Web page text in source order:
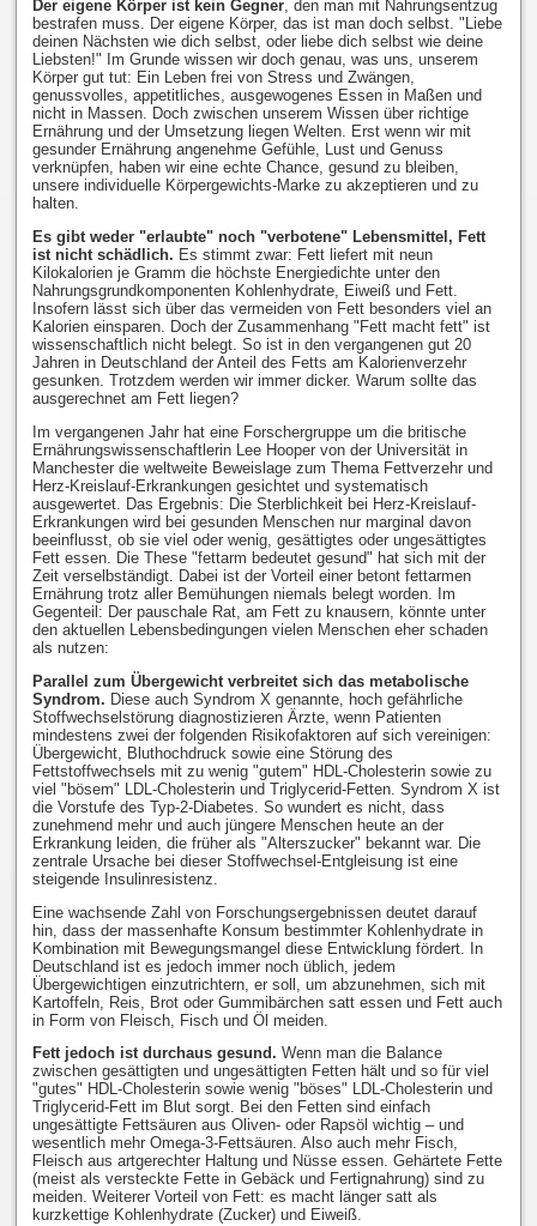
Der eigene Körper ist kein Gegner, den man mit Nahrungsentzug
bestrafen muss. Der eigene Körper, das ist man doch selbst. "Liebe
deinen Nächsten wie dich selbst, oder liebe dich selbst wie deine
Liebsten!" Im Grunde wissen wir doch genau, was uns, unserem
Körper gut tut: Ein Leben frei von Stress und Zwängen,
genussvolles, appetitliches, ausgewogenes Essen in Maßen und
nicht in Massen. Doch zwischen unserem Wissen über richtige
Ernährung und der Umsetzung liegen Welten. Erst wenn wir mit
gesunder Ernährung angenehme Gefühle, Lust und Genuss
verknüpfen, haben wir eine echte Chance, gesund zu bleiben,
unsere individuelle Körpergewichts-Marke zu akzeptieren und zu
halten.
Es gibt weder "erlaubte" noch "verbotene" Lebensmittel, Fett
ist nicht schädlich. Es stimmt zwar: Fett liefert mit neun
Kilokalorien je Gramm die höchste Energiedichte unter den
Nahrungsgrundkomponenten Kohlenhydrate, Eiweiß und Fett.
Insofern lässt sich über das vermeiden von Fett besonders viel an
Kalorien einsparen. Doch der Zusammenhang "Fett macht fett" ist
wissenschaftlich nicht belegt. So ist in den vergangenen gut 20
Jahren in Deutschland der Anteil des Fetts am Kalorienverzehr
gesunken. Trotzdem werden wir immer dicker. Warum sollte das
ausgerechnet am Fett liegen?
Im vergangenen Jahr hat eine Forschergruppe um die britische
Ernährungswissenschaftlerin Lee Hooper von der Universität in
Manchester die weltweite Beweislage zum Thema Fettverzehr und
Herz-Kreislauf-Erkrankungen gesichtet und systematisch
ausgewertet. Das Ergebnis: Die Sterblichkeit bei Herz-Kreislauf-
Erkrankungen wird bei gesunden Menschen nur marginal davon
beeinflusst, ob sie viel oder wenig, gesättigtes oder ungesättigtes
Fett essen. Die These "fettarm bedeutet gesund" hat sich mit der
Zeit verselbständigt. Dabei ist der Vorteil einer betont fettarmen
Ernährung trotz aller Bemühungen niemals belegt worden. Im
Gegenteil: Der pauschale Rat, am Fett zu knausern, könnte unter
den aktuellen Lebensbedingungen vielen Menschen eher schaden
als nutzen:
Parallel zum Übergewicht verbreitet sich das metabolische
Syndrom. Diese auch Syndrom X genannte, hoch gefährliche
Stoffwechselstörung diagnostizieren Ärzte, wenn Patienten
mindestens zwei der folgenden Risikofaktoren auf sich vereinigen:
Übergewicht, Bluthochdruck sowie eine Störung des
Fettstoffwechsels mit zu wenig "gutem" HDL-Cholesterin sowie zu
viel "bösem" LDL-Cholesterin und Triglycerid-Fetten. Syndrom X ist
die Vorstufe des Typ-2-Diabetes. So wundert es nicht, dass
zunehmend mehr und auch jüngere Menschen heute an der
Erkrankung leiden, die früher als "Alterszucker" bekannt war. Die
zentrale Ursache bei dieser Stoffwechsel-Entgleisung ist eine
steigende Insulinresistenz.
Eine wachsende Zahl von Forschungsergebnissen deutet darauf
hin, dass der massenhafte Konsum bestimmter Kohlenhydrate in
Kombination mit Bewegungsmangel diese Entwicklung fördert. In
Deutschland ist es jedoch immer noch üblich, jedem
Übergewichtigen einzutrichtern, er soll, um abzunehmen, sich mit
Kartoffeln, Reis, Brot oder Gummibärchen satt essen und Fett auch
in Form von Fleisch, Fisch und Öl meiden.
Fett jedoch ist durchaus gesund. Wenn man die Balance
zwischen gesättigten und ungesättigten Fetten hält und so für viel
"gutes" HDL-Cholesterin sowie wenig "böses" LDL-Cholesterin und
Triglycerid-Fett im Blut sorgt. Bei den Fetten sind einfach
ungesättigte Fettsäuren aus Oliven- oder Rapsöl wichtig – und
wesentlich mehr Omega-3-Fettsäuren. Also auch mehr Fisch,
Fleisch aus artgerechter Haltung und Nüsse essen. Gehärtete Fette
(meist als versteckte Fette in Gebäck und Fertignahrung) sind zu
meiden. Weiterer Vorteil von Fett: es macht länger satt als
kurzkettige Kohlenhydrate (Zucker) und Eiweiß.